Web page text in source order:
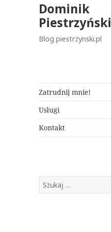
Dominik
Piestrzyński
Blog piestrzynski.pl
Zatrudnij mnie!
Usługi
Kontakt
Szukaj: